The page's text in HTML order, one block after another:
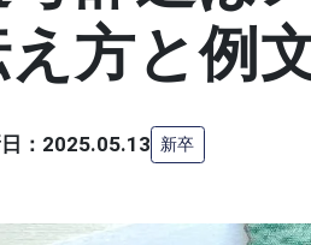
方と例
：2025.05.13 新卒